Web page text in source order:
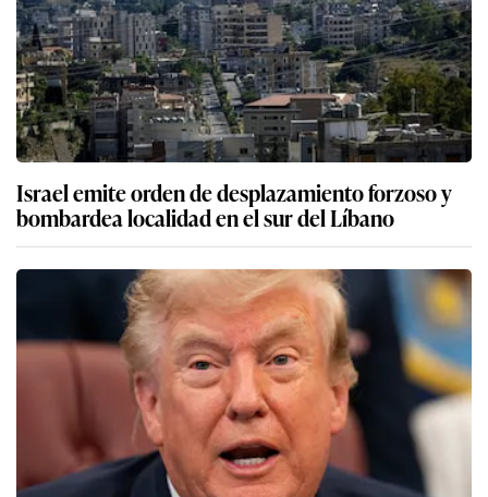
Israel emite orden de desplazamiento forzoso y
bombardea localidad en el sur del Líbano